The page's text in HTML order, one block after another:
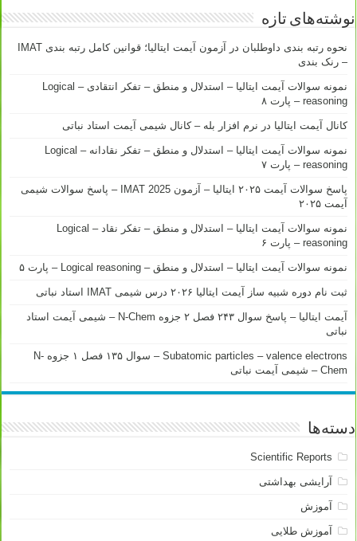
نوشته‌های تازه
نحوه رتبه بندی داوطلبان در آزمون آیمت ایتالیا؛ قوانین کامل رتبه بندی IMAT
– رنک بندی
نمونه سوالات آیمت ایتالیا – استدلال و منطق – تفکر انتقادی – Logical
reasoning – پارت ۸
کانال آیمت ایتالیا در نرم افزار بله – کانال شیمی آیمت استاد نباتی
نمونه سوالات آیمت ایتالیا – استدلال و منطق – تفکر نقادانه – Logical
reasoning – پارت ۷
پاسخ سوالات آیمت ۲۰۲۵ ایتالیا – آزمون IMAT 2025 – پاسخ سوالات شیمی
آیمت ۲۰۲۵
نمونه سوالات آیمت ایتالیا – استدلال و منطق – تفکر نقاد – Logical
reasoning – پارت ۶
نمونه سوالات آیمت ایتالیا – استدلال و منطق – Logical reasoning – پارت ۵
ثبت نام دوره شبیه ساز آیمت ایتالیا ۲۰۲۶ درس شیمی IMAT استاد نباتی
آیمت ایتالیا – پاسخ سوال ۲۴۳ فصل ۲ جزوه N-Chem – شیمی آیمت استاد
نباتی
Subatomic particles – valence electrons – سوال ۱۳۵ فصل ۱ جزوه N-
Chem – شیمی آیمت نباتی
دسته‌ها
Scientific Reports
آرایشی بهداشتی
آموزش
آموزش طلایی